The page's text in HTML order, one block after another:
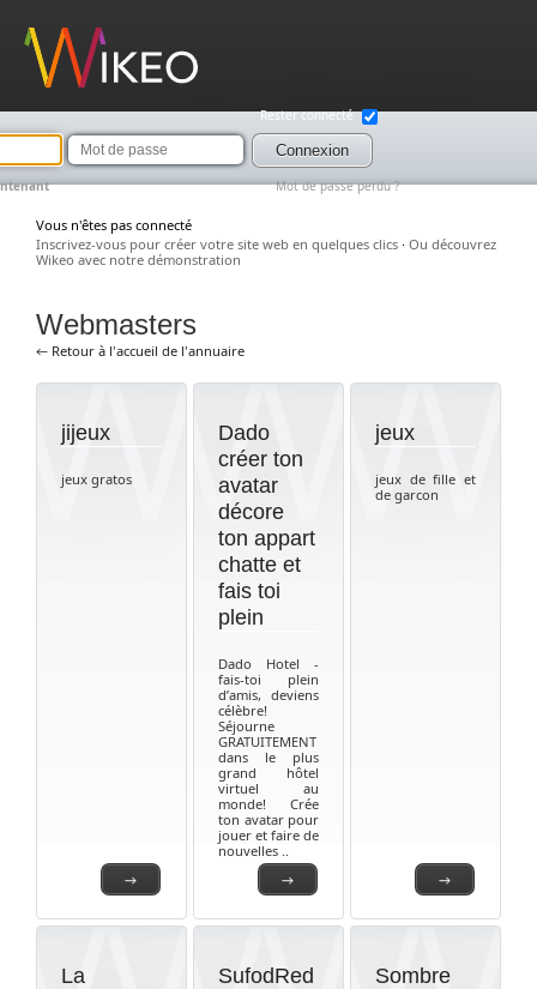
Rester connecté
Mot
de
passe
Connexion
Mot de passe perdu ?
Vous n'êtes pas connecté
Inscrivez-vous pour créer votre site web en quelques clics · Ou découvrez
Wikeo avec notre démonstration
Webmasters
← Retour à l'accueil de l'annuaire
→
jijeux
jeux gratos
→
Dado
créer ton
avatar
décore
ton appart
chatte et
fais toi
plein
Dado Hotel -
fais-toi plein
d’amis, deviens
célèbre!
Séjourne
GRATUITEMENT
dans le plus
grand hôtel
virtuel au
monde! Crée
ton avatar pour
jouer et faire de
nouvelles ..
→
jeux
jeux de fille et
de garcon
La
SufodRed
Sombre